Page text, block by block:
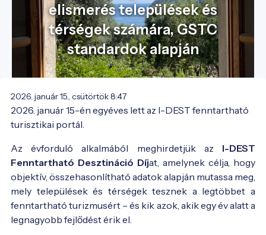
elismerés települések és
térségek számára, GSTC
standardok alapján
2026. január 15., csütörtök 8:47
2026. január 15-én egyéves lett az I-DEST fenntartható
turisztikai portál.
Az évforduló alkalmából meghirdetjük az I-DEST
Fenntartható Desztináció Díjat, amelynek célja, hogy
objektív, összehasonlítható adatok alapján mutassa meg,
mely települések és térségek tesznek a legtöbbet a
fenntartható turizmusért – és kik azok, akik egy év alatt a
legnagyobb fejlődést érik el.